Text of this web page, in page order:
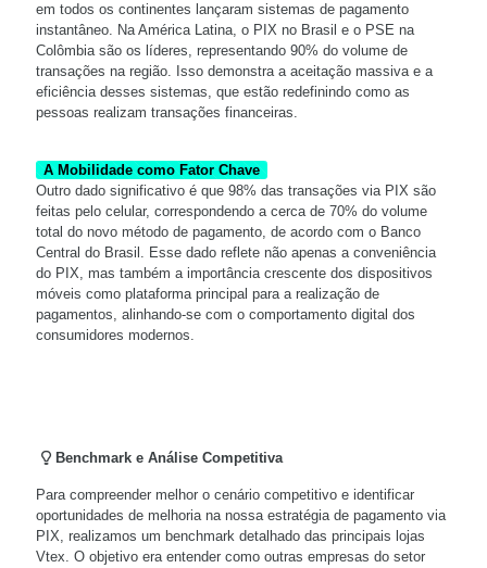
em todos os continentes lançaram sistemas de pagamento
instantâneo. Na América Latina, o PIX no Brasil e o PSE na
Colômbia são os líderes, representando 90% do volume de
transações na região. Isso demonstra a aceitação massiva e a
eficiência desses sistemas, que estão redefinindo como as
pessoas realizam transações financeiras.
A Mobilidade como Fator Chave
Outro dado significativo é que 98% das transações via PIX são
feitas pelo celular, correspondendo a cerca de 70% do volume
total do novo método de pagamento, de acordo com o Banco
Central do Brasil. Esse dado reflete não apenas a conveniência
do PIX, mas também a importância crescente dos dispositivos
móveis como plataforma principal para a realização de
pagamentos, alinhando-se com o comportamento digital dos
consumidores modernos.
Benchmark e Análise Competitiva
Para compreender melhor o cenário competitivo e identificar
oportunidades de melhoria na nossa estratégia de pagamento via
PIX, realizamos um benchmark detalhado das principais lojas
Vtex. O objetivo era entender como outras empresas do setor